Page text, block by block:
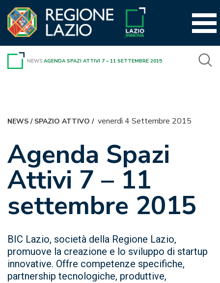
contenuto
NEWS AGENDA SPAZI ATTIVI 7 – 11 SETTEMBRE 2015
NEWS/ SPAZIO ATTIVO / venerdì 4 Settembre 2015
Agenda Spazi
Attivi 7 – 11
settembre 2015
BIC Lazio, società della Regione Lazio,
promuove la creazione e lo sviluppo di startup
innovative. Offre competenze specifiche,
partnership tecnologiche, produttive,